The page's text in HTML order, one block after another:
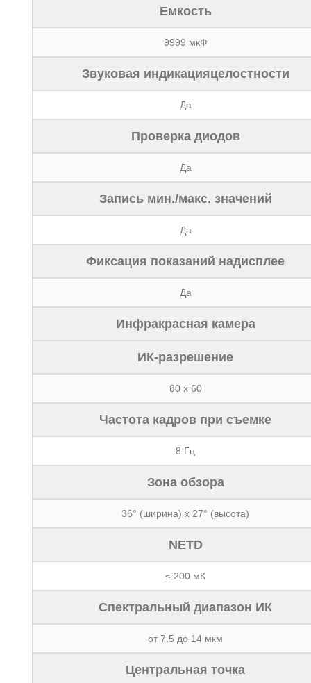
Емкость
9999 мкФ
Звуковая индикацияцелостности
Да
Проверка диодов
Да
Запись мин./макс. значений
Да
Фиксация показаний надисплее
Да
Инфракрасная камера
ИК-разрешение
80 x 60
Частота кадров при съемке
8 Гц
Зона обзора
36° (ширина) x 27° (высота)
NETD
≤ 200 мК
Спектральный диапазон ИК
от 7,5 до 14 мкм
Центральная точка